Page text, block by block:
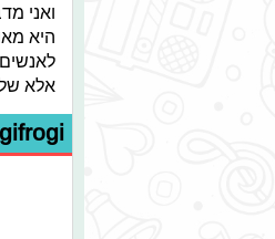
ואני
היא
אלא של